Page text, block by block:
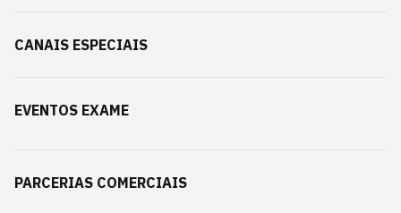
CANAIS ESPECIAIS
EVENTOS EXAME
PARCERIAS COMERCIAIS